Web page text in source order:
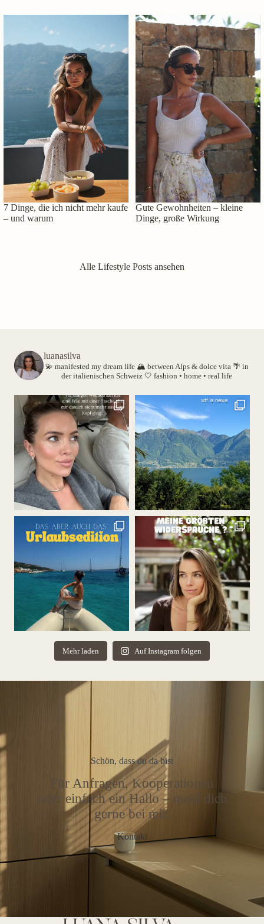
7 Dinge, die ich nicht mehr kaufe
– und warum
Gute Gewohnheiten – kleine
Dinge, große Wirkung
Alle Lifestyle Posts ansehen
luanasilva
💫 manifested my dream life 🏔️ between Alps & dolce vita 🌴 in
der italienischen Schweiz 🤍 fashion • home • real life
Mehr laden Auf Instagram folgen
Schön, dass du da bist
Für Anfragen, Kooperationen
oder einfach ein Hallo – meld dich
gerne bei mir.
Kontakt